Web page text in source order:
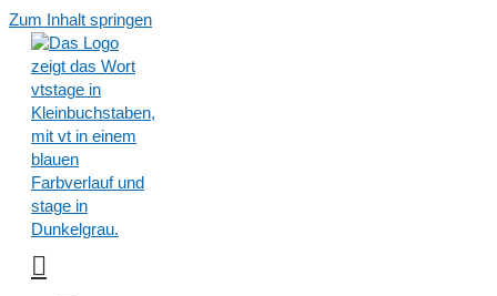
Zum Inhalt springen